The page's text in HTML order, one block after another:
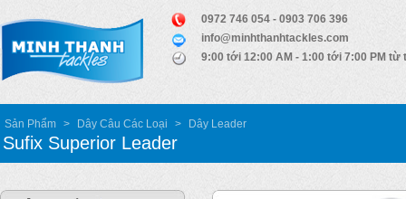
0972 746 054 - 0903 706 396
info@minhthanhtackles.com
9:00 tới 12:00 AM - 1:00 tới 7:00 PM từ
Sản Phẩm > Dây Câu Các Loại > Dây Leader
Sufix Superior Leader